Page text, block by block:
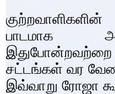
பாடமாக
சட்டங்கள் வர
இவ்வாறு ரோஜா